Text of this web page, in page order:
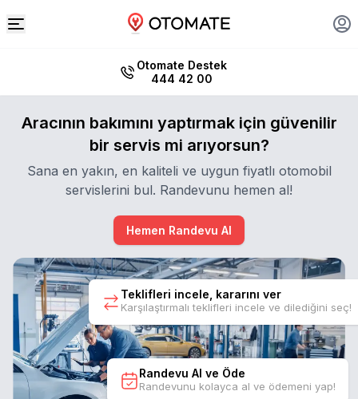
Otomate Destek
444 42 00
Aracının bakımını yaptırmak için güvenilir
bir servis mi arıyorsun?
Sana en yakın, en kaliteli ve uygun fiyatlı otomobil
servislerini bul. Randevunu hemen al!
Hemen Randevu Al
Teklifleri incele, kararını ver
Karşılaştırmalı teklifleri incele ve dilediğini seç!
Randevu Al ve Öde
Randevunu kolayca al ve ödemeni yap!